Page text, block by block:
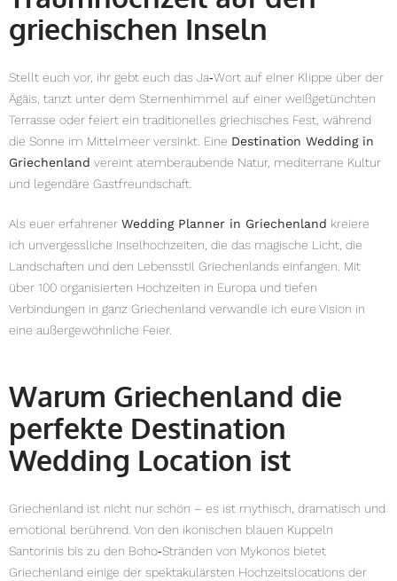
griechischen Inseln
Stellt euch vor, ihr gebt euch das Ja‑Wort auf einer Klippe über der
Ägäis, tanzt unter dem Sternenhimmel auf einer weißgetünchten
Terrasse oder feiert ein traditionelles griechisches Fest, während
die Sonne im Mittelmeer versinkt. Eine Destination Wedding in
Griechenland vereint atemberaubende Natur, mediterrane Kultur
und legendäre Gastfreundschaft.
Als euer erfahrener Wedding Planner in Griechenland kreiere
ich unvergessliche Inselhochzeiten, die das magische Licht, die
Landschaften und den Lebensstil Griechenlands einfangen. Mit
über 100 organisierten Hochzeiten in Europa und tiefen
Verbindungen in ganz Griechenland verwandle ich eure Vision in
eine außergewöhnliche Feier.
Warum Griechenland die
perfekte Destination
Wedding Location ist
Griechenland ist nicht nur schön – es ist mythisch, dramatisch und
emotional berührend. Von den ikonischen blauen Kuppeln
Santorinis bis zu den Boho‑Stränden von Mykonos bietet
Griechenland einige der spektakulärsten Hochzeitslocations der